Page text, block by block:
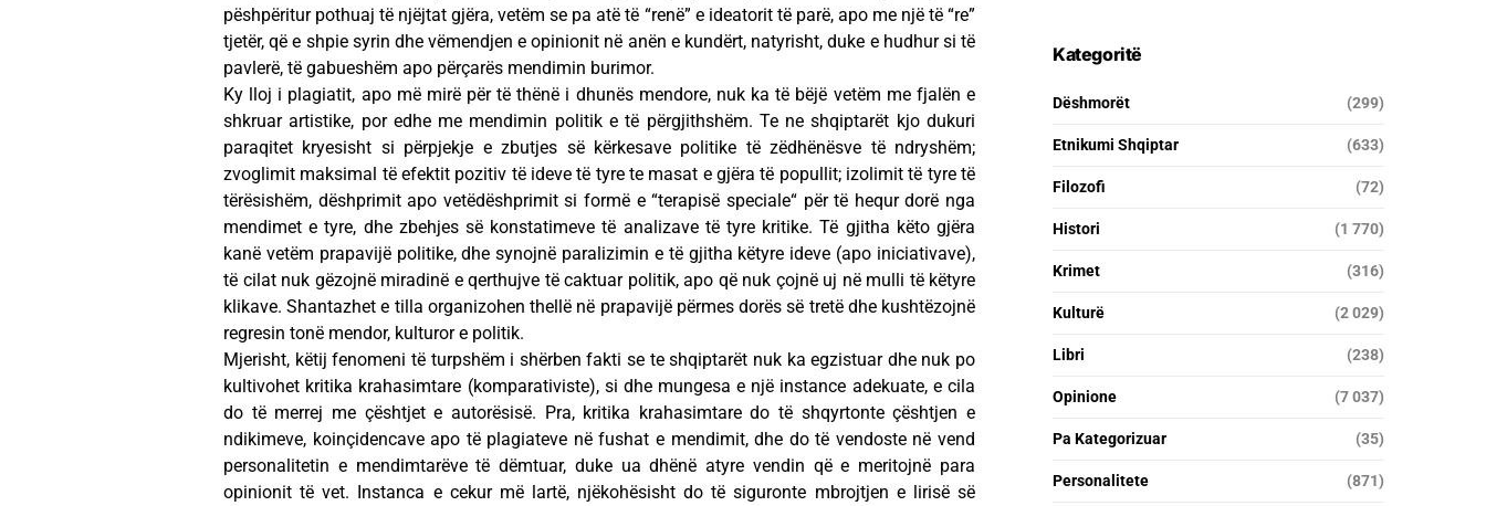
pëshpëritur pothuaj të njëjtat gjëra, vetëm se pa atë të “renë” e ideatorit të parë, apo me një të “re”
tjetër, që e shpie syrin dhe vëmendjen e opinionit në anën e kundërt, natyrisht, duke e hudhur si të
pavlerë, të gabueshëm apo përçarës mendimin burimor.
Ky lloj i plagiatit, apo më mirë për të thënë i dhunës mendore, nuk ka të bëjë vetëm me fjalën e
shkruar artistike, por edhe me mendimin politik e të përgjithshëm. Te ne shqiptarët kjo dukuri
paraqitet kryesisht si përpjekje e zbutjes së kërkesave politike të zëdhënësve të ndryshëm;
zvoglimit maksimal të efektit pozitiv të ideve të tyre te masat e gjëra të popullit; izolimit të tyre të
tërësishëm, dëshprimit apo vetëdëshprimit si formë e “terapisë speciale“ për të hequr dorë nga
mendimet e tyre, dhe zbehjes së konstatimeve të analizave të tyre kritike. Të gjitha këto gjëra
kanë vetëm prapavijë politike, dhe synojnë paralizimin e të gjitha këtyre ideve (apo iniciativave),
të cilat nuk gëzojnë miradinë e qerthujve të caktuar politik, apo që nuk çojnë uj në mulli të këtyre
klikave. Shantazhet e tilla organizohen thellë në prapavijë përmes dorës së tretë dhe kushtëzojnë
regresin tonë mendor, kulturor e politik.
Mjerisht, këtij fenomeni të turpshëm i shërben fakti se te shqiptarët nuk ka egzistuar dhe nuk po
kultivohet kritika krahasimtare (komparativiste), si dhe mungesa e një instance adekuate, e cila
do të merrej me çështjet e autorësisë. Pra, kritika krahasimtare do të shqyrtonte çështjen e
ndikimeve, koinçidencave apo të plagiateve në fushat e mendimit, dhe do të vendoste në vend
personalitetin e mendimtarëve të dëmtuar, duke ua dhënë atyre vendin që e meritojnë para
opinionit të vet. Instanca e cekur më lartë, njëkohësisht do të siguronte mbrojtjen e lirisë së
Kategoritë
Dëshmorët (299)
Etnikumi Shqiptar (633)
Filozofi (72)
Histori (1 770)
Krimet (316)
Kulturë (2 029)
Libri (238)
Opinione (7 037)
Pa Kategorizuar (35)
Personalitete (871)